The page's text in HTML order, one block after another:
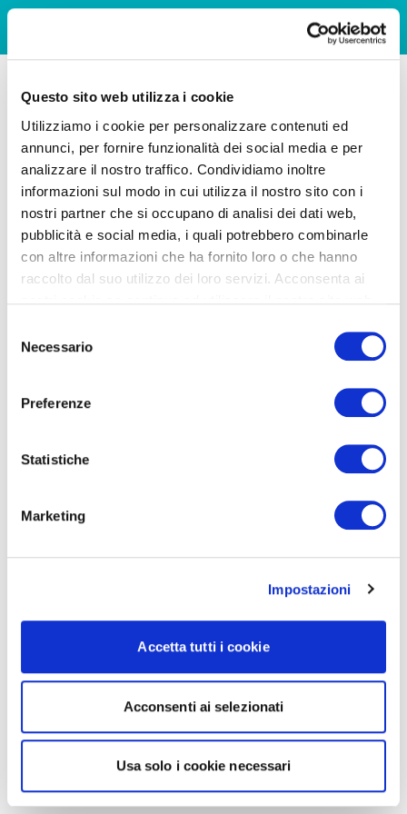
Questo sito web utilizza i cookie
Utilizziamo i cookie per personalizzare contenuti ed
annunci, per fornire funzionalità dei social media e per
analizzare il nostro traffico. Condividiamo inoltre
informazioni sul modo in cui utilizza il nostro sito con i
nostri partner che si occupano di analisi dei dati web,
pubblicità e social media, i quali potrebbero combinarle
con altre informazioni che ha fornito loro o che hanno
raccolto dal suo utilizzo dei loro servizi. Acconsenta ai
delNecessario
Preferenze
Statistiche
Marketing
Impostazioni
Accetta tutti i cookie
Acconsenti ai selezionati
Usa solo i cookie necessari